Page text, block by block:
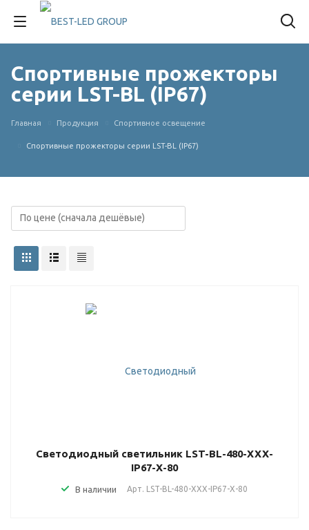
Спортивные прожекторы
серии LST-BL (IP67)
Главная Продукция Спортивное освещение
Спортивные прожекторы серии LST-BL (IP67)
Светодиодный светильник LST-BL-480-XXX-
IP67-X-80
В наличии Арт. LST-BL-480-XXX-IP67-X-80